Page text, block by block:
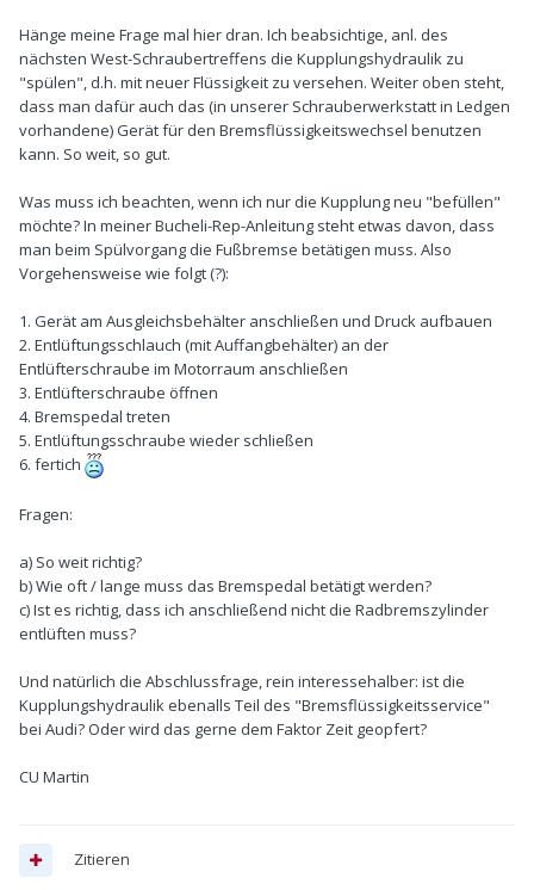
Hänge meine Frage mal hier dran. Ich beabsichtige, anl. des
nächsten West-Schraubertreffens die Kupplungshydraulik zu
"spülen", d.h. mit neuer Flüssigkeit zu versehen. Weiter oben steht,
dass man dafür auch das (in unserer Schrauberwerkstatt in Ledgen
vorhandene) Gerät für den Bremsflüssigkeitswechsel benutzen
kann. So weit, so gut.
Was muss ich beachten, wenn ich nur die Kupplung neu "befüllen"
möchte? In meiner Bucheli-Rep-Anleitung steht etwas davon, dass
man beim Spülvorgang die Fußbremse betätigen muss. Also
Vorgehensweise wie folgt (?):
1. Gerät am Ausgleichsbehälter anschließen und Druck aufbauen
2. Entlüftungsschlauch (mit Auffangbehälter) an der
Entlüfterschraube im Motorraum anschließen
3. Entlüfterschraube öffnen
4. Bremspedal treten
5. Entlüftungsschraube wieder schließen
6. fertich
Fragen:
a) So weit richtig?
b) Wie oft / lange muss das Bremspedal betätigt werden?
c) Ist es richtig, dass ich anschließend nicht die Radbremszylinder
entlüften muss?
Und natürlich die Abschlussfrage, rein interessehalber: ist die
Kupplungshydraulik ebenalls Teil des "Bremsflüssigkeitsservice"
bei Audi? Oder wird das gerne dem Faktor Zeit geopfert?
CU Martin
Zitieren